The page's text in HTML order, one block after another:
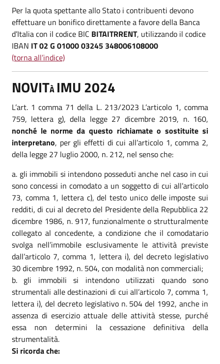
Per la quota spettante allo Stato i contribuenti devono
effettuare un bonifico direttamente a favore della Banca
d’Italia con il codice BIC BITAITRRENT, utilizzando il codice
IBAN IT 02 G 01000 03245 348006108000
(torna all’indice)
NOVITÀ IMU 2024
L’art. 1 comma 71 della L. 213/2023 L’articolo 1, comma
759, lettera g), della legge 27 dicembre 2019, n. 160,
nonché le norme da questo richiamate o sostituite si
interpretano, per gli effetti di cui all’articolo 1, comma 2,
della legge 27 luglio 2000, n. 212, nel senso che:
gli immobili si intendono posseduti anche nel caso in cui
sono concessi in comodato a un soggetto di cui all’articolo
73, comma 1, lettera c), del testo unico delle imposte sui
redditi, di cui al decreto del Presidente della Repubblica 22
dicembre 1986, n. 917, funzionalmente o strutturalmente
collegato al concedente, a condizione che il comodatario
svolga nell’immobile esclusivamente le attività previste
dall’articolo 7, comma 1, lettera i), del decreto legislativo
30 dicembre 1992, n. 504, con modalità non commerciali;
gli immobili si intendono utilizzati quando sono
strumentali alle destinazioni di cui all’articolo 7, comma 1,
lettera i), del decreto legislativo n. 504 del 1992, anche in
assenza di esercizio attuale delle attività stesse, purché
essa non determini la cessazione definitiva della
strumentalità.
Si ricorda che: